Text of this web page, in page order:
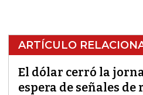
ARTÍCULO
El dólar cerró la
espera de señales de